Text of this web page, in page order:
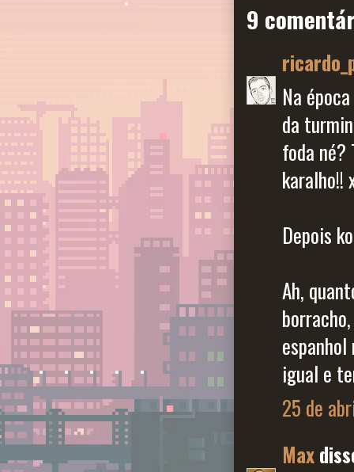
9
Na
da
foda né?
karalho!!
Depois
Ah,
igual e
25 de
Max